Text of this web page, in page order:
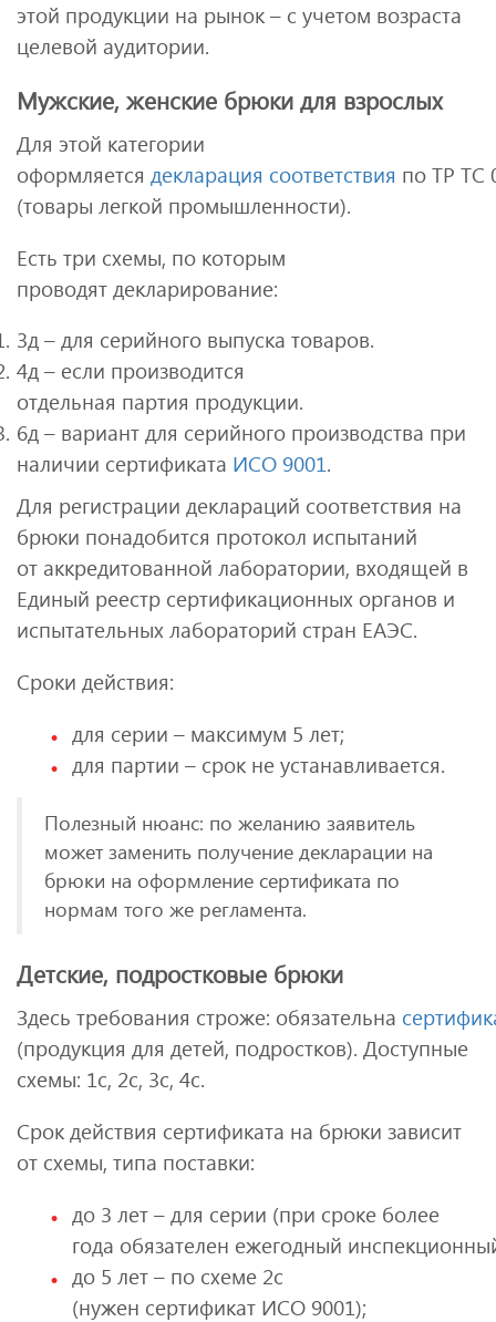
этой продукции на рынок – с учетом возраста
целевой аудитории.
Мужские, женские брюки для взрослых
Для этой категории
оформляется декларация соответствия по ТР ТС
(товары легкой промышленности).
Есть три схемы, по которым
проводят декларирование:
3д – для серийного выпуска товаров.
4д – если производится
отдельная партия продукции.
6д – вариант для серийного производства при
наличии сертификата ИСО 9001.
Для регистрации деклараций соответствия на
брюки понадобится протокол испытаний
от аккредитованной лаборатории, входящей в
Единый реестр сертификационных органов и
испытательных лабораторий стран ЕАЭС.
Сроки действия:
для серии – максимум 5 лет;
для партии – срок не устанавливается.
Полезный нюанс: по желанию заявитель
может заменить получение декларации на
брюки на оформление сертификата по
нормам того же регламента.
Детские, подростковые брюки
Здесь требования строже: обязательна
(продукция для детей, подростков). Доступные
схемы: 1с, 2с, 3с, 4с.
Срок действия сертификата на брюки зависит
от схемы, типа поставки:
до 3 лет – для серии (при сроке более
года обязателен ежегодный
до 5 лет – по схеме 2с
(нужен сертификат ИСО 9001);